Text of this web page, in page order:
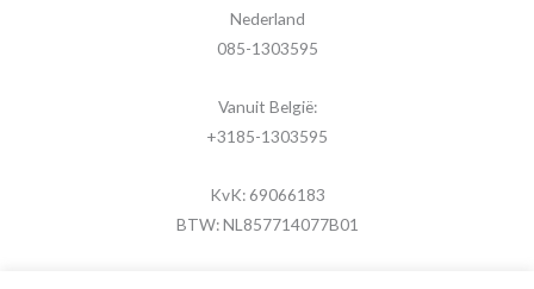
Nederland
085-1303595
Vanuit België:
+3185-1303595
KvK: 69066183
BTW: NL857714077B01